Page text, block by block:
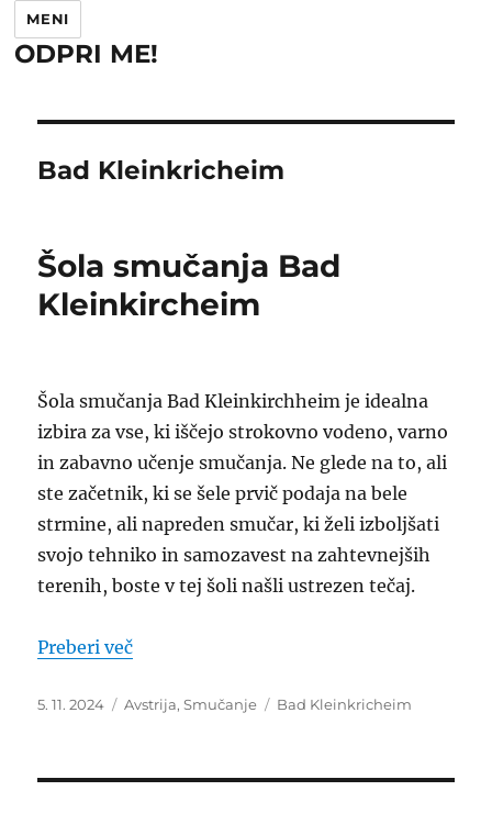
ODPRI ME!
MENI
Bad Kleinkricheim
Šola smučanja Bad
Kleinkircheim
Šola smučanja Bad Kleinkirchheim je idealna
izbira za vse, ki iščejo strokovno vodeno, varno
in zabavno učenje smučanja. Ne glede na to, ali
ste začetnik, ki se šele prvič podaja na bele
strmine, ali napreden smučar, ki želi izboljšati
svojo tehniko in samozavest na zahtevnejših
terenih, boste v tej šoli našli ustrezen tečaj.
Preberi več“Šola smučanja Bad Kleinkircheim”
Objavljeno
5. 11. 2024 Kategorije
Avstrija,Smučanje Oznake
Bad Kleinkricheim